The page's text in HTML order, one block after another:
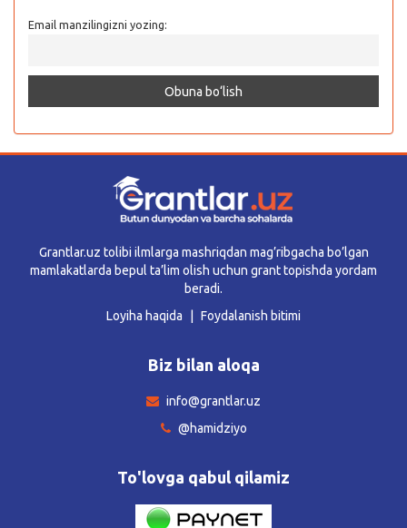
Email manzilingizni yozing:
Grantlar.uz tolibi ilmlarga mashriqdan mag’ribgacha bo’lgan
mamlakatlarda bepul ta’lim olish uchun grant topishda yordam
beradi.
Loyiha haqida
Foydalanish bitimi
Biz bilan aloqa
info@grantlar.uz
@hamidziyo
To'lovga qabul qilamiz